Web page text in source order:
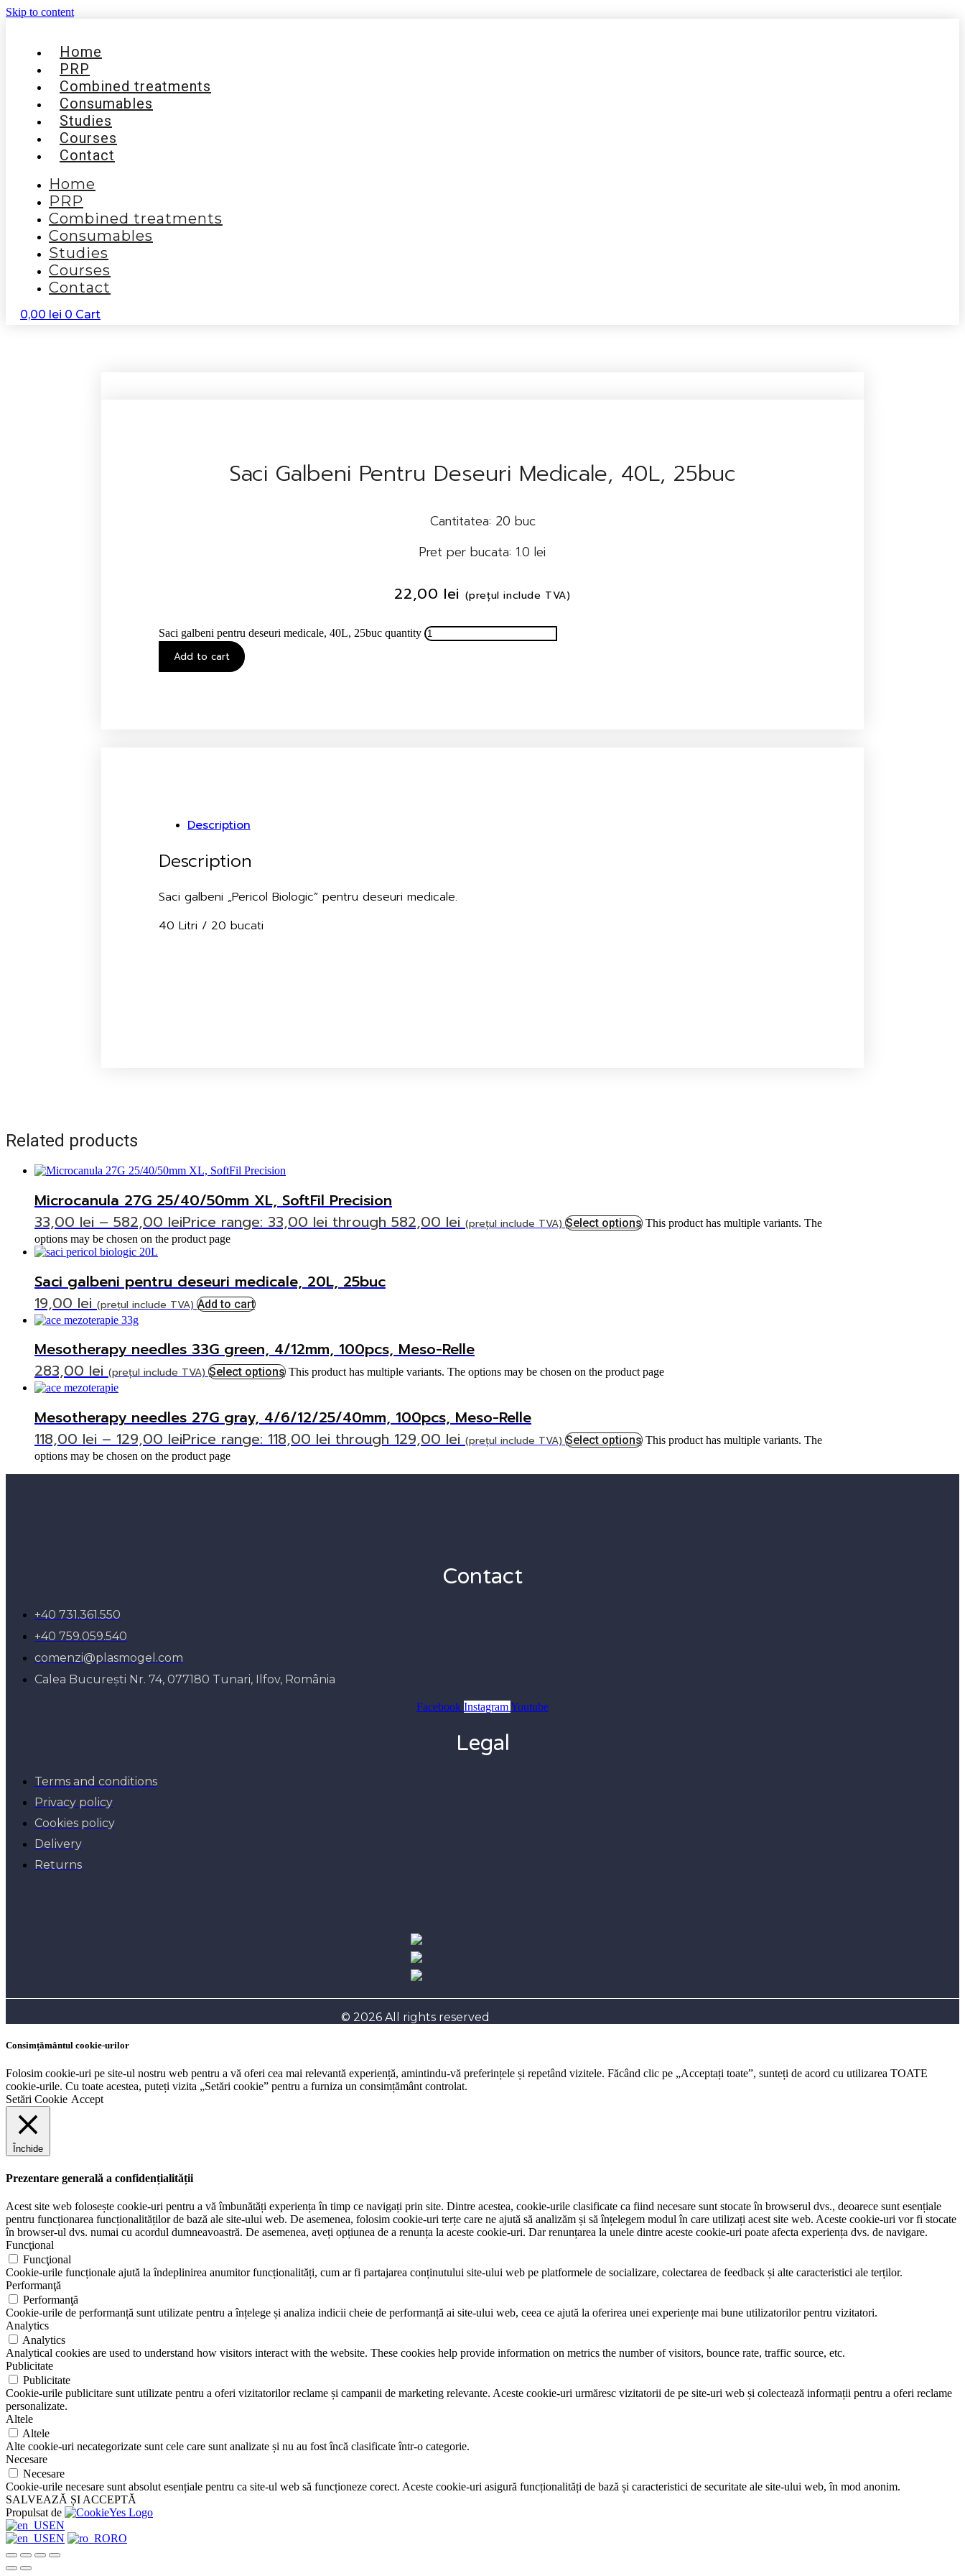
Skip to content
Home
PRP
Combined treatments
Consumables
Studies
Courses
Contact
Home
PRP
Combined treatments
Consumables
Studies
Courses
Contact
0,00 lei 0 Cart
Saci Galbeni Pentru Deseuri Medicale, 40L, 25buc
Cantitatea: 20 buc
Pret per bucata: 1.0 lei
22,00 lei (prețul include TVA)
Saci galbeni pentru deseuri medicale, 40L, 25buc quantity
Add to cart
Description
Description
Saci galbeni „Pericol Biologic” pentru deseuri medicale.
40 Litri / 20 bucati
Related products
Microcanula 27G 25/40/50mm XL, SoftFil Precision
33,00lei – 582,00leiPrice range: 33,00 lei through 582,00 lei (prețul include TVA) Select options This product has multiple variants. The
options may be chosen on the product page
Saci galbeni pentru deseuri medicale, 20L, 25buc
19,00 lei (prețul include TVA) Add to cart
Mesotherapy needles 33G green, 4/12mm, 100pcs, Meso-Relle
283,00lei (prețul include TVA) Select options This product has multiple variants. The options may be chosen on the product page
Mesotherapy needles 27G gray, 4/6/12/25/40mm, 100pcs, Meso-Relle
118,00 lei – 129,00 leiPrice range: 118,00 lei through 129,00 lei (prețul include TVA) Select options This product has multiple variants. The
options may be chosen on the product page
Contact
+40 731.361.550
+40 759.059.540
comenzi@plasmogel.com
Calea București Nr. 74, 077180 Tunari, Ilfov, România
Facebook InstagramYoutube
Legal
Terms and conditions
Privacy policy
Cookies policy
Delivery
Returns
© 2026 All rights reserved
Consimțământul cookie-urilor
Folosim cookie-uri pe site-ul nostru web pentru a vă oferi cea mai relevantă experiență, amintindu-vă preferințele și repetând vizitele. Făcând clic pe „Acceptați toate”, sunteți de acord cu utilizarea TOATE
cookie-urile. Cu toate acestea, puteți vizita „Setări cookie” pentru a furniza un consimțământ controlat.
Setări Cookie Accept
Închide
Prezentare generală a confidențialității
Acest site web folosește cookie-uri pentru a vă îmbunătăți experiența în timp ce navigați prin site. Dintre acestea, cookie-urile clasificate ca fiind necesare sunt stocate în browserul dvs., deoarece sunt esențiale
pentru funcționarea funcționalităților de bază ale site-ului web. De asemenea, folosim cookie-uri terțe care ne ajută să analizăm și să înțelegem modul în care utilizați acest site web. Aceste cookie-uri vor fi stocate
în browser-ul dvs. numai cu acordul dumneavoastră. De asemenea, aveți opțiunea de a renunța la aceste cookie-uri. Dar renunțarea la unele dintre aceste cookie-uri poate afecta experiența dvs. de navigare.
Funcţional
Funcţional
Cookie-urile funcționale ajută la îndeplinirea anumitor funcționalități, cum ar fi partajarea conținutului site-ului web pe platformele de socializare, colectarea de feedback și alte caracteristici ale terților.
Performanţă
Performanţă
Cookie-urile de performanță sunt utilizate pentru a înțelege și analiza indicii cheie de performanță ai site-ului web, ceea ce ajută la oferirea unei experiențe mai bune utilizatorilor pentru vizitatori.
Analytics
Analytics
Analytical cookies are used to understand how visitors interact with the website. These cookies help provide information on metrics the number of visitors, bounce rate, traffic source, etc.
Publicitate
Publicitate
Cookie-urile publicitare sunt utilizate pentru a oferi vizitatorilor reclame și campanii de marketing relevante. Aceste cookie-uri urmăresc vizitatorii de pe site-uri web și colectează informații pentru a oferi reclame
personalizate.
Altele
Altele
Alte cookie-uri necategorizate sunt cele care sunt analizate și nu au fost încă clasificate într-o categorie.
Necesare
Necesare
Cookie-urile necesare sunt absolut esențiale pentru ca site-ul web să funcționeze corect. Aceste cookie-uri asigură funcționalități de bază și caracteristici de securitate ale site-ului web, în mod anonim.
SALVEAZĂ ȘI ACCEPTĂ
Propulsat de
EN
EN
RO